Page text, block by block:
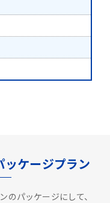
ッケージプラン
のパッケージにして、